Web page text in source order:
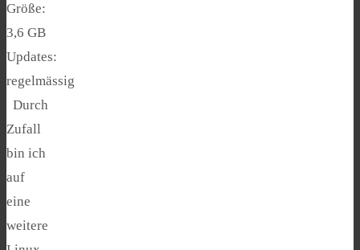
Größe:
3,6 GB
Updates:
regelmässig
Durch
Zufall
bin ich
auf
eine
weitere